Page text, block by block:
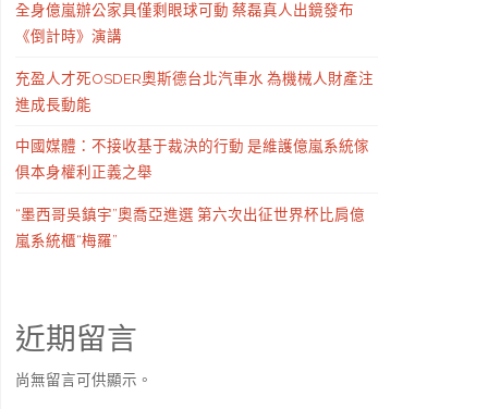
全身億嵐辦公家具僅剩眼球可動 蔡磊真人出鏡發布
《倒計時》演講
充盈人才死OSDER奧斯德台北汽車水 為機械人財產注
進成長動能
中國媒體：不接收基于裁決的行動 是維護億嵐系統傢
俱本身權利正義之舉
“墨西哥吳鎮宇”奧喬亞進選 第六次出征世界杯比肩億
嵐系統櫃“梅羅”
近期留言
尚無留言可供顯示。